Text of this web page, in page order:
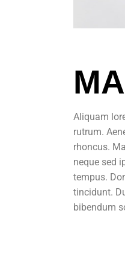
Aliquam
rutrum.
rhoncus.
neque sed
tempus.
tincidunt.
bibendum